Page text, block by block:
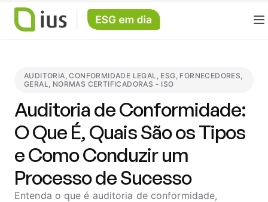
AUDITORIA,CONFORMIDADE LEGAL, ESG, FORNECEDORES,
GERAL, NORMAS CERTIFICADORAS - ISO
Auditoria de Conformidade:
O Que É, Quais São os Tipos
e Como Conduzir um
Processo de Sucesso
Entenda o que é auditoria de conformidade,